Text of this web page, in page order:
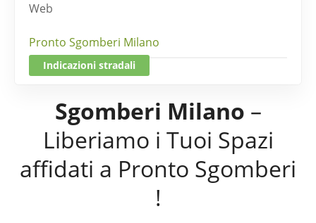
Web
Pronto Sgomberi Milano
Indicazioni stradali
Sgomberi Milano –
Liberiamo i Tuoi Spazi
affidati a Pronto Sgomberi
!